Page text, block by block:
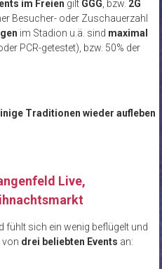
im Freien gilt GGG , bzw. 2G
Besucher- oder Zuschauerzahl
im Stadion u.ä. sind maximal
PCR-getestet), bzw. 50% der
Traditionen wieder aufleben
Live,
fühlt sich ein wenig beflügelt und
von drei beliebten Events an: